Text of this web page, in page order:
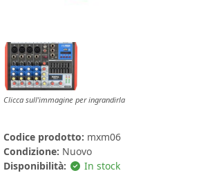
Clicca sull'immagine per ingrandirla
Codice prodotto: mxm06
Condizione: Nuovo
Disponibilità:
In stock